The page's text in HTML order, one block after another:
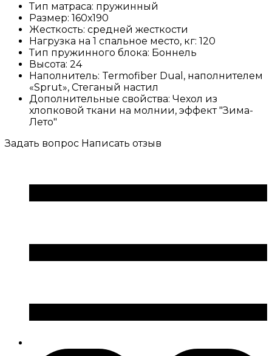
Тип матраса: пружинный
Размер: 160х190
Жесткость: средней жесткости
Нагрузка на 1 спальное место, кг: 120
Тип пружинного блока: Боннель
Высота: 24
Наполнитель: Termofiber Dual, наполнителем
«Sprut», Стеганый настил
Дополнительные свойства: Чехол из
хлопковой ткани на молнии, эффект "Зима-
Лето"
Задать вопрос Написать отзыв